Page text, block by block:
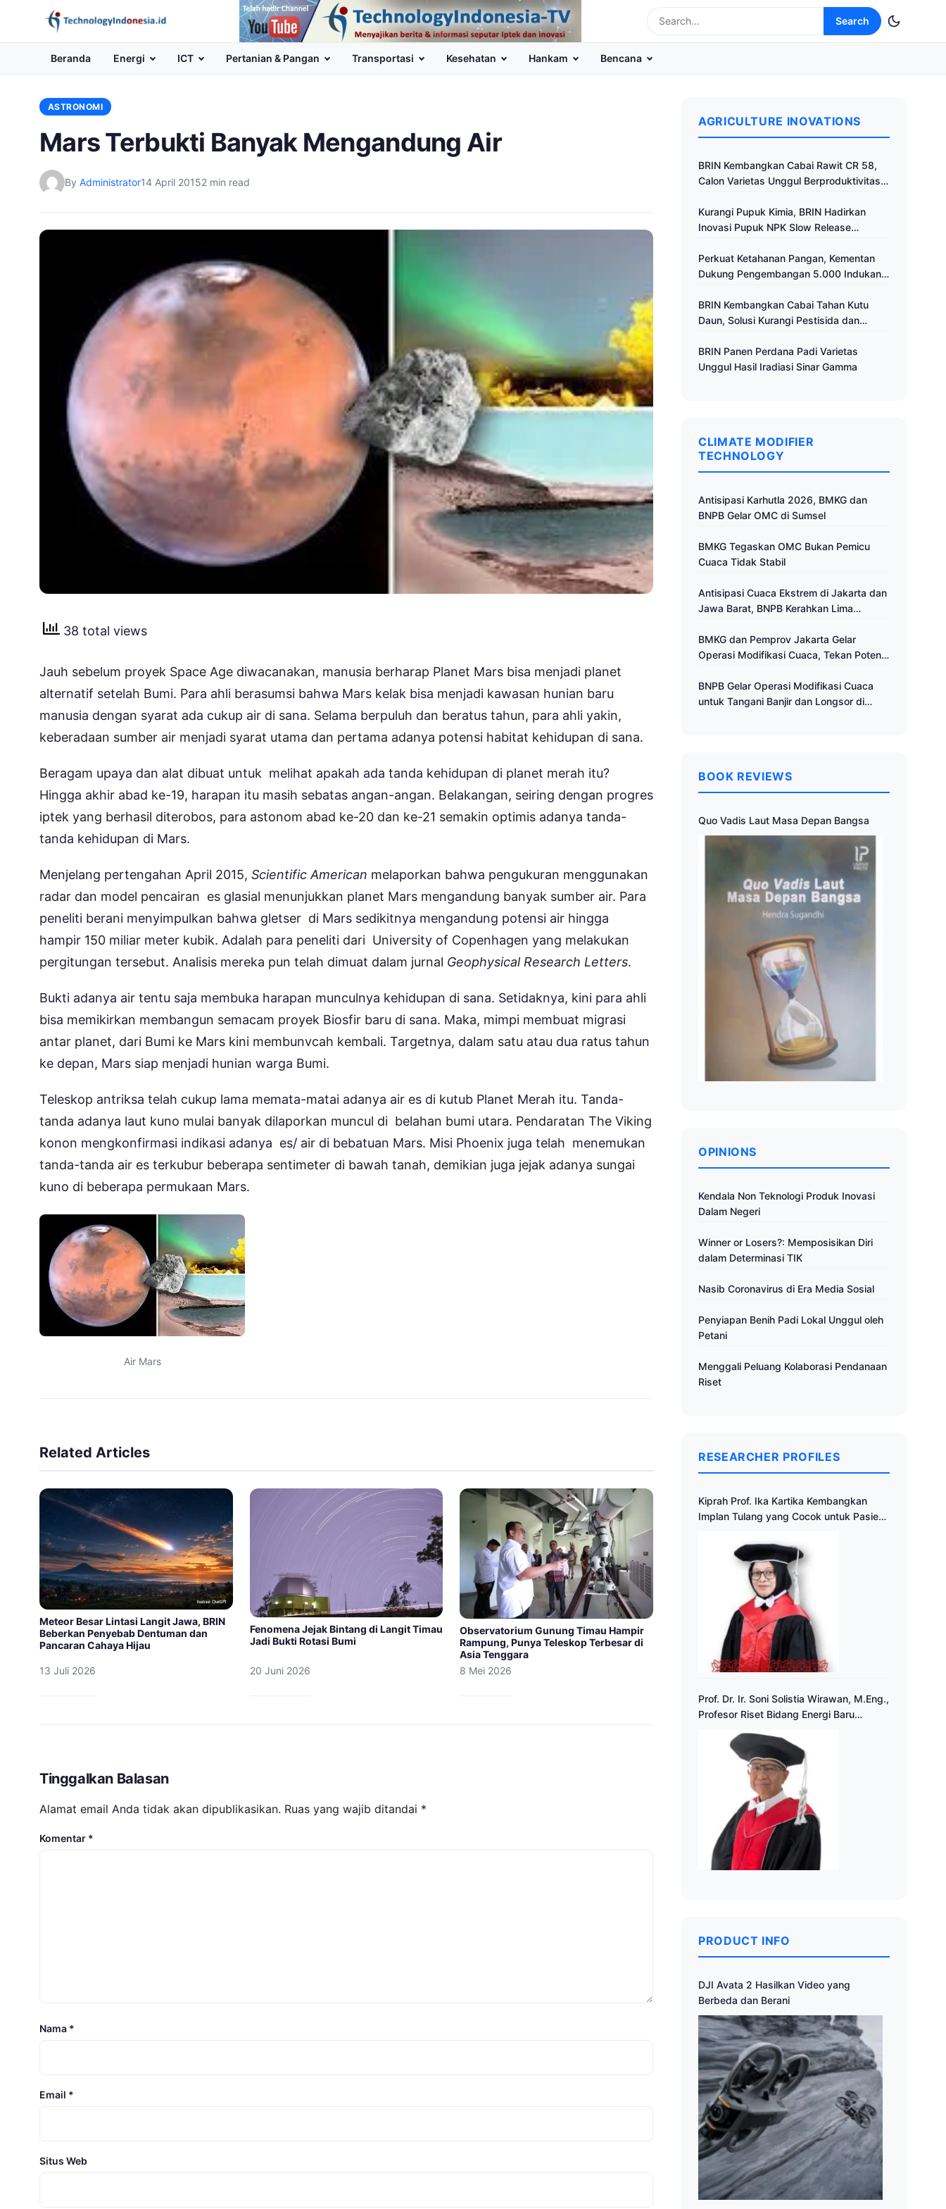
Channel
Youtube
Search
Beranda Energi ICT Pertanian & Pangan Transportasi Kesehatan Hankam Bencana
ASTRONOMI
Mars Terbukti Banyak Mengandung Air
By Administrator14 April 20152 min read
38 total views
Jauh sebelum proyek Space Age diwacanakan, manusia berharap Planet Mars bisa menjadi planet
alternatif setelah Bumi. Para ahli berasumsi bahwa Mars kelak bisa menjadi kawasan hunian baru
manusia dengan syarat ada cukup air di sana. Selama berpuluh dan beratus tahun, para ahli yakin,
keberadaan sumber air menjadi syarat utama dan pertama adanya potensi habitat kehidupan di sana.
Beragam upaya dan alat dibuat untuk melihat apakah ada tanda kehidupan di planet merah itu?
Hingga akhir abad ke-19, harapan itu masih sebatas angan-angan. Belakangan, seiring dengan progres
iptek yang berhasil diterobos, para astonom abad ke-20 dan ke-21 semakin optimis adanya tanda-
tanda kehidupan di Mars.
Menjelang pertengahan April 2015, Scientific American melaporkan bahwa pengukuran menggunakan
radar dan model pencairan es glasial menunjukkan planet Mars mengandung banyak sumber air. Para
peneliti berani menyimpulkan bahwa gletser di Mars sedikitnya mengandung potensi air hingga
hampir 150 miliar meter kubik. Adalah para peneliti dari University of Copenhagen yang melakukan
pergitungan tersebut. Analisis mereka pun telah dimuat dalam jurnal Geophysical Research Letters.
Bukti adanya air tentu saja membuka harapan munculnya kehidupan di sana. Setidaknya, kini para ahli
bisa memikirkan membangun semacam proyek Biosfir baru di sana. Maka, mimpi membuat migrasi
antar planet, dari Bumi ke Mars kini membunvcah kembali. Targetnya, dalam satu atau dua ratus tahun
ke depan, Mars siap menjadi hunian warga Bumi.
Teleskop antriksa telah cukup lama memata-matai adanya air es di kutub Planet Merah itu. Tanda-
tanda adanya laut kuno mulai banyak dilaporkan muncul di belahan bumi utara. Pendaratan The Viking
konon mengkonfirmasi indikasi adanya es/ air di bebatuan Mars. Misi Phoenix juga telah menemukan
tanda-tanda air es terkubur beberapa sentimeter di bawah tanah, demikian juga jejak adanya sungai
kuno di beberapa permukaan Mars.
Air Mars
Related Articles
Meteor Besar Lintasi Langit Jawa, BRIN
Beberkan Penyebab Dentuman dan
Pancaran Cahaya Hijau
13 Juli 2026
Fenomena Jejak Bintang di Langit Timau
Jadi Bukti Rotasi Bumi
20 Juni 2026
Observatorium Gunung Timau Hampir
Rampung, Punya Teleskop Terbesar di
Asia Tenggara
8 Mei 2026
Tinggalkan Balasan
Alamat email Anda tidak akan dipublikasikan. Ruas yang wajib ditandai *
Komentar *
Nama *
Email *
Situs Web
AGRICULTURE INOVATIONS
BRIN Kembangkan Cabai Rawit CR 58,
Calon Varietas Unggul Berproduktivitas
Kurangi Pupuk Kimia, BRIN Hadirkan
Inovasi Pupuk NPK Slow Release
Perkuat Ketahanan Pangan, Kementan
Dukung Pengembangan 5.000 Indukan
BRIN Kembangkan Cabai Tahan Kutu
Daun, Solusi Kurangi Pestisida dan
BRIN Panen Perdana Padi Varietas
Unggul Hasil Iradiasi Sinar Gamma
CLIMATE MODIFIER
TECHNOLOGY
Antisipasi Karhutla 2026, BMKG dan
BNPB Gelar OMC di Sumsel
BMKG Tegaskan OMC Bukan Pemicu
Cuaca Tidak Stabil
Antisipasi Cuaca Ekstrem di Jakarta dan
Jawa Barat, BNPB Kerahkan Lima
Cuaca
BMKG dan Pemprov Jakarta Gelar
Operasi Modifikasi Cuaca, Tekan Potensi
BNPB Gelar Operasi Modifikasi Cuaca
untuk Tangani Banjir dan Longsor di
BOOK REVIEWS
Quo Vadis Laut Masa Depan Bangsa
OPINIONS
Kendala Non Teknologi Produk Inovasi
Dalam Negeri
Winner or Losers?: Memposisikan Diri
dalam Determinasi TIK
Nasib Coronavirus di Era Media Sosial
Penyiapan Benih Padi Lokal Unggul oleh
Petani
Menggali Peluang Kolaborasi Pendanaan
Riset
RESEARCHER PROFILES
Kiprah Prof. Ika Kartika Kembangkan
Implan Tulang yang Cocok untuk Pasien
Prof. Dr. Ir. Soni Solistia Wirawan, M.Eng.,
Profesor Riset Bidang Energi Baru
PRODUCT INFO
DJI Avata 2 Hasilkan Video yang
Berbeda dan Berani